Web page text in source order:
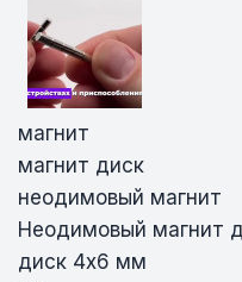
магнит
магнит диск
неодимовый магнит
Неодимовый магнит
диск 4х6 мм